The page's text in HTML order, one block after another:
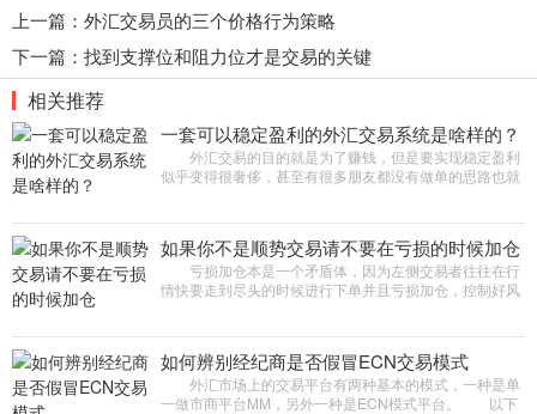
上一篇： 外汇交易员的三个价格行为策略
下一篇： 找到支撑位和阻力位才是交易的关键
相关推荐
一套可以稳定盈利的外汇交易系统是啥样的？
外汇交易的目的就是为了赚钱，但是要实现稳定盈利
似乎变得很奢侈，甚至有很多朋友都没有做单的思路也就
如果你不是顺势交易请不要在亏损的时候加仓
亏损加仓本是一个矛盾体，因为左侧交易者往往在行
情快要走到尽头的时候进行下单并且亏损加仓，控制好风
如何辨别经纪商是否假冒ECN交易模式
外汇市场上的交易平台有两种基本的模式，一种是单
一做市商平台MM，另外一种是ECN模式平台。 以下